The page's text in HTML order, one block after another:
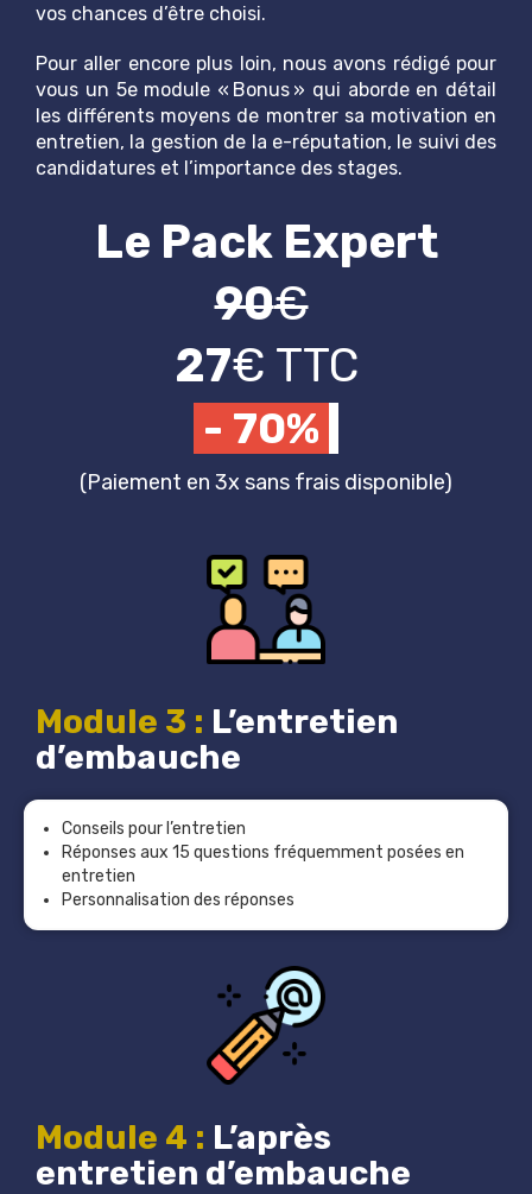
vos chances d’être choisi.
Pour aller encore plus loin, nous avons rédigé pour
vous un 5e module « Bonus » qui aborde en détail
les différents moyens de montrer sa motivation en
entretien, la gestion de la e-réputation, le suivi des
candidatures et l’importance des stages.
Le Pack Expert
90€
27€ TTC
- 70%
(Paiement en 3x sans frais disponible)
Module 3 : L’entretien
d’embauche
Conseils pour l’entretien
Réponses aux 15 questions fréquemment posées en
entretien
Personnalisation des réponses
Module 4 : L’après
entretien d’embauche